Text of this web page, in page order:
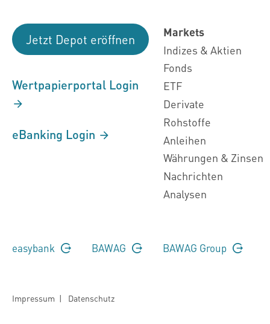
Jetzt Depot eröffnen
Wertpapierportal Login
eBanking Login
Markets
Indizes & Aktien
Fonds
ETF
Derivate
Rohstoffe
Anleihen
Währungen & Zinsen
Nachrichten
Analysen
easybank BAWAG BAWAG Group
Impressum | Datenschutz